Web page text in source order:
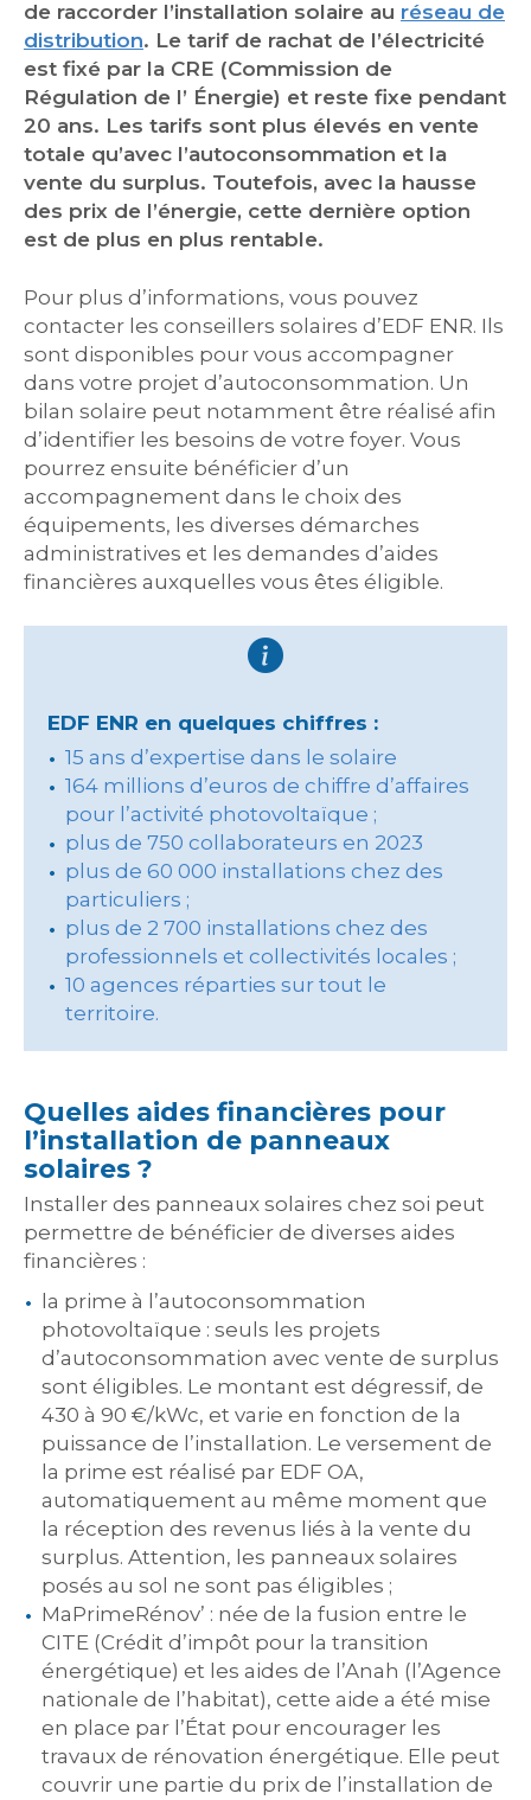
de raccorder l’installation solaire au réseau de
distribution. Le tarif de rachat de l’électricité
est fixé par la CRE (Commission de
Régulation de l’ Énergie) et reste fixe pendant
20 ans. Les tarifs sont plus élevés en vente
totale qu’avec l’autoconsommation et la
vente du surplus. Toutefois, avec la hausse
des prix de l’énergie, cette dernière option
est de plus en plus rentable.
Pour plus d’informations, vous pouvez
contacter les conseillers solaires d’EDF ENR. Ils
sont disponibles pour vous accompagner
dans votre projet d’autoconsommation. Un
bilan solaire peut notamment être réalisé afin
d’identifier les besoins de votre foyer. Vous
pourrez ensuite bénéficier d’un
accompagnement dans le choix des
équipements, les diverses démarches
administratives et les demandes d’aides
financières auxquelles vous êtes éligible.
EDF ENR en quelques chiffres :
15 ans d’expertise dans le solaire
164 millions d’euros de chiffre d’affaires
pour l’activité photovoltaïque ;
plus de 750 collaborateurs en 2023
plus de 60 000 installations chez des
particuliers ;
plus de 2 700 installations chez des
professionnels et collectivités locales ;
10 agences réparties sur tout le
territoire.
Quelles aides financières pour
l’installation de panneaux
solaires ?
Installer des panneaux solaires chez soi peut
permettre de bénéficier de diverses aides
financières :
la prime à l’autoconsommation
photovoltaïque : seuls les projets
d’autoconsommation avec vente de surplus
sont éligibles. Le montant est dégressif, de
430 à 90 €/kWc, et varie en fonction de la
puissance de l’installation. Le versement de
la prime est réalisé par EDF OA,
automatiquement au même moment que
la réception des revenus liés à la vente du
surplus. Attention, les panneaux solaires
posés au sol ne sont pas éligibles ;
MaPrimeRénov’ : née de la fusion entre le
CITE (Crédit d’impôt pour la transition
énergétique) et les aides de l’Anah (l’Agence
nationale de l’habitat), cette aide a été mise
en place par l’État pour encourager les
travaux de rénovation énergétique. Elle peut
couvrir une partie du prix de l’installation de